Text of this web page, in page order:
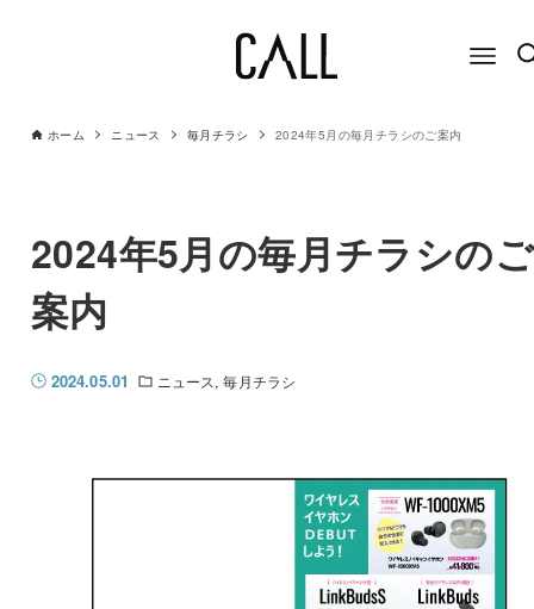
ホーム ニュース 毎月チラシ 2024年5月の毎月チラシのご案内
2024年5月の毎月チラシのご
案内
2024.05.01 ニュース 毎月チラシ